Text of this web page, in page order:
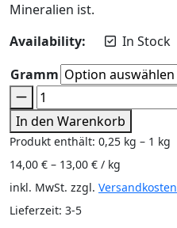
Mineralien ist.
Availability:
In Stock
Gramm
In den Warenkorb
Produkt enthält: 0,25 kg – 1 kg
14,00 € – 13,00 € / kg
inkl. MwSt. zzgl. Versandkosten
Lieferzeit: 3-5